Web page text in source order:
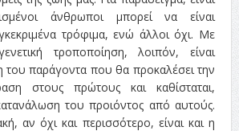
άνθρωποι μπορεί να είναι
τρόφιμα, ενώ άλλοι όχι. Με
τροποποίηση, λοιπόν, είναι
του παράγοντα που θα προκαλέσει την
στους πρώτους και καθίσταται,
του προιόντος από αυτούς.
αν όχι και περισσότερο, είναι και η